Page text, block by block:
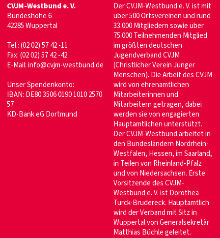
CVJM-Westbund e. V.
Bundeshöhe 6
42285 Wuppertal
Tel.: (02 02) 57 42 -11
Fax: (02 02) 57 42 -42
E-Mail:info@cvjm-westbund.de
Unser Spendenkonto:
IBAN: DE80 3506 0190 1010 2570
57
KD-Bank eG Dortmund
Der CVJM-Westbund e. V. ist mit
über 500 Ortsvereinen und rund
33.000 Mitgliedern sowie über
75.000 Teilnehmenden Mitglied
im größten deutschen
Jugendverband CVJM
(Christlicher Verein Junger
Menschen). Die Arbeit des CVJM
wird von ehrenamtlichen
Mitarbeiterinnen und
Mitarbeitern getragen, dabei
werden sie von engagierten
Hauptamtlichen unterstützt.
Der CVJM-Westbund arbeitet in
den Bundesländern Nordrhein-
Westfalen, Hessen, im Saarland,
in Teilen von Rheinland-Pfalz
und von Niedersachsen. Erste
Vorsitzende des CVJM-
Westbund e. V. ist Dorothea
Turck-Brudereck. Hauptamtlich
wird der Verband mit Sitz in
Wuppertal von Generalsekretär
Matthias Büchle geleitet.